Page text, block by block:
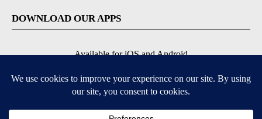
DOWNLOAD OUR APPS
Available for iOS and Android